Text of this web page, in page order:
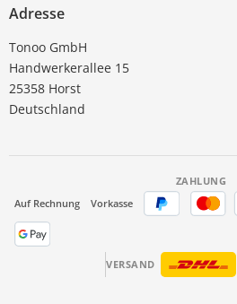
Adresse
Tonoo GmbH
Handwerkerallee 15
25358 Horst
Deutschland
ZAHLUNG
Auf Rechnung
Vorkasse
VERSAND